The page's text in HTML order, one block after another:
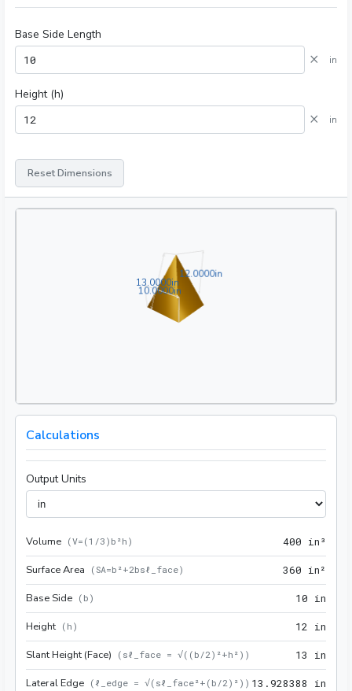
Base Side Length
× in
Height (h)
× in
Reset Dimensions
10.0000in 10.0000in
12.0000in12.0000in
13.0000in 13.0000in
Calculations
Output Units
Volume (V=(1/3)b²h ) 400 in³
Surface Area ( SA=b²+2bsℓ_face) 360 in²
Base Side ( b ) 10 in
Height ( h ) 12 in
Slant Height (Face) ( sℓ_face = √((b/2)²+h²) ) 13 in
Lateral Edge (ℓ_edge = √(sℓ_face²+(b/2)²) ) 13 .928388 in